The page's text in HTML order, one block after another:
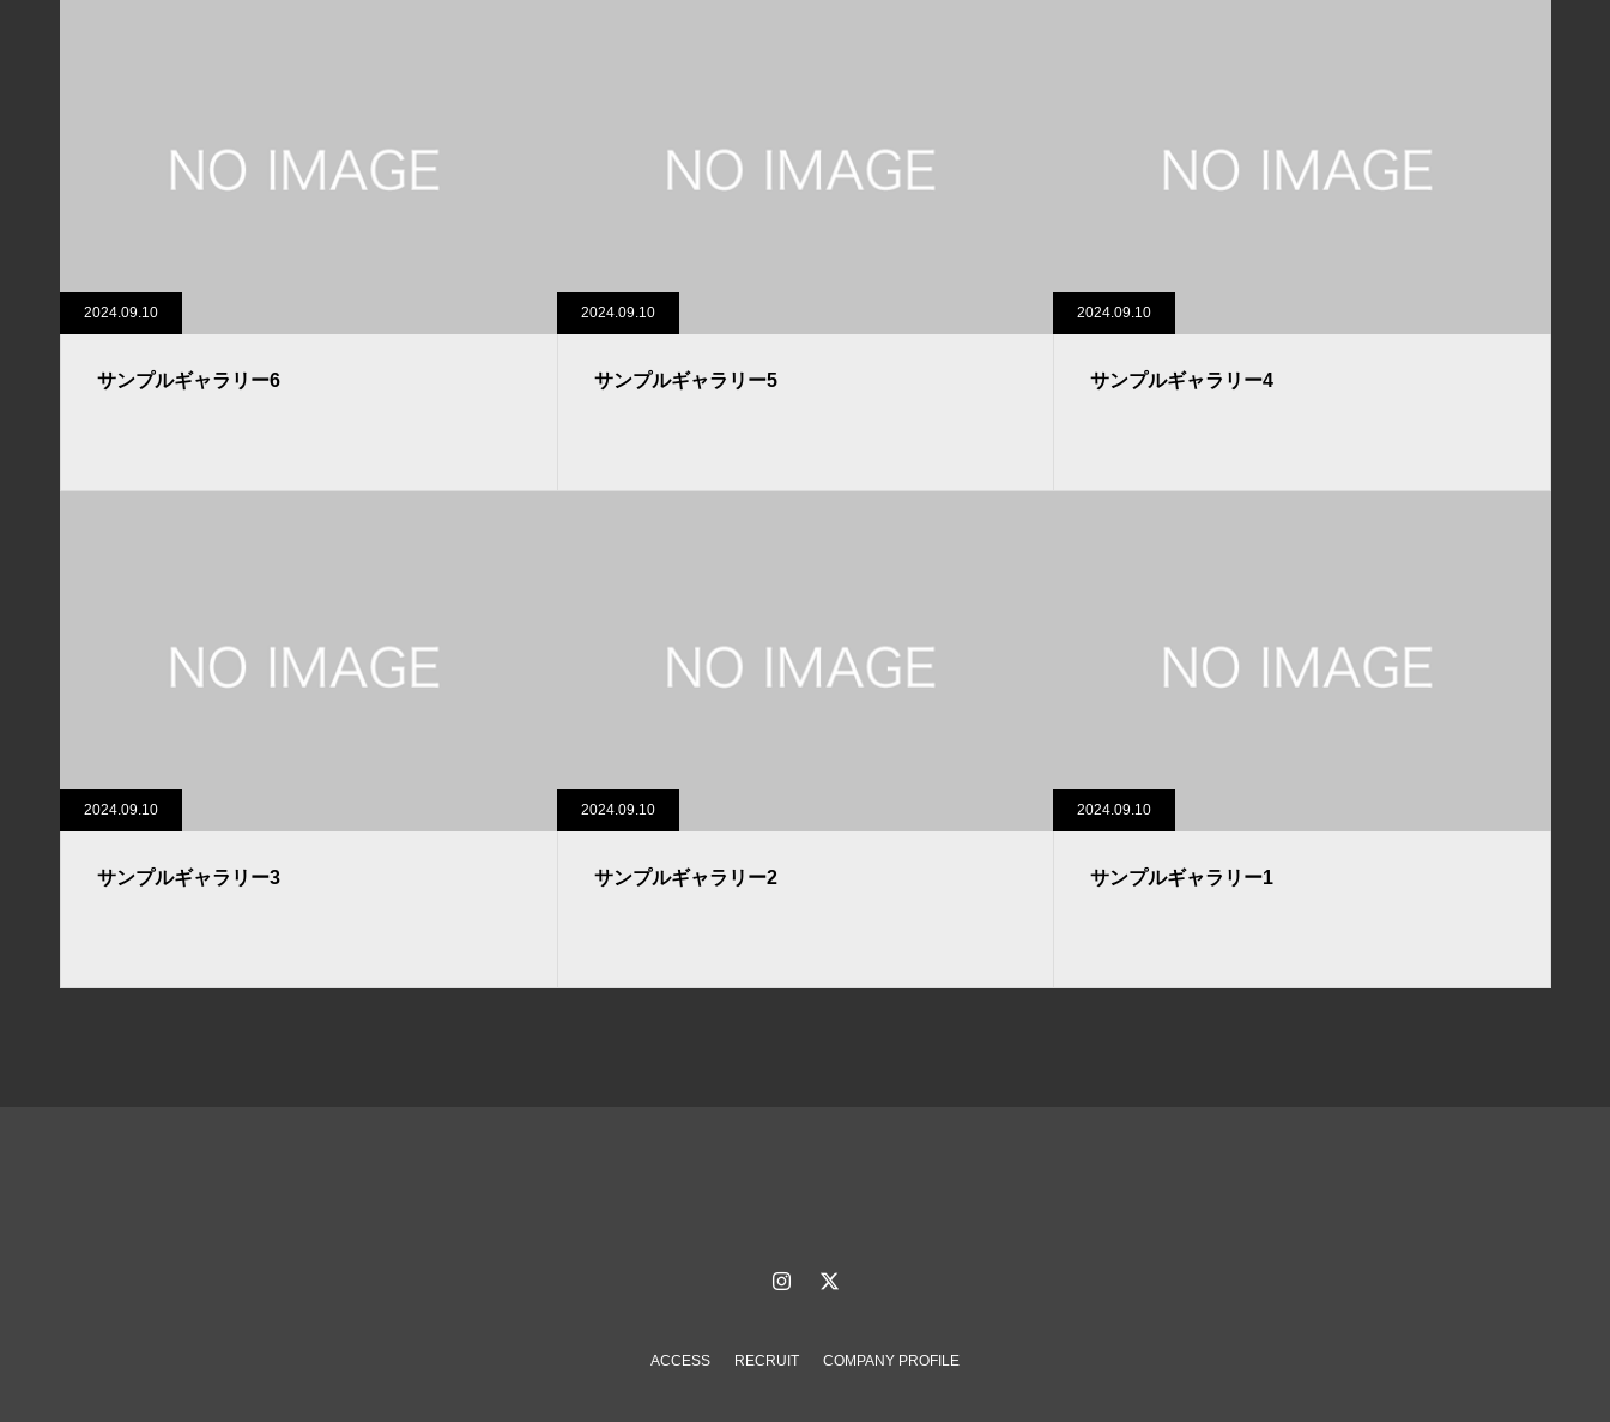
2024.09.10
サンプルギャラリー6
2024.09.10
サンプルギャラリー5
2024.09.10
サンプルギャラリー4
2024.09.10
サンプルギャラリー3
2024.09.10
サンプルギャラリー2
2024.09.10
サンプルギャラリー1
ACCESS RECRUIT COMPANY PROFILE